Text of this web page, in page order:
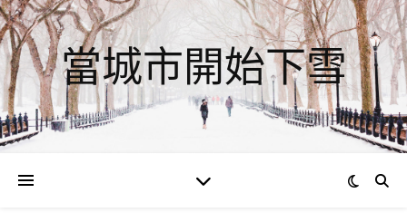
當城市開始下雪